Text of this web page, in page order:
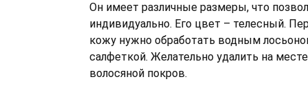
Он имеет различные размеры, что
индивидуально. Его цвет – телесный.
кожу нужно обработать водным
салфеткой. Желательно удалить на
волосяной покров.